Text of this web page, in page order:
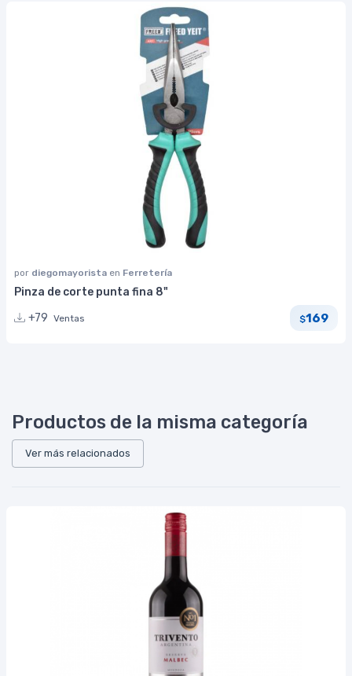
por diegomayorista en Ferretería
Pinza de corte punta fina 8"
+79 Ventas $169
Productos de la misma categoría
Ver más relacionados